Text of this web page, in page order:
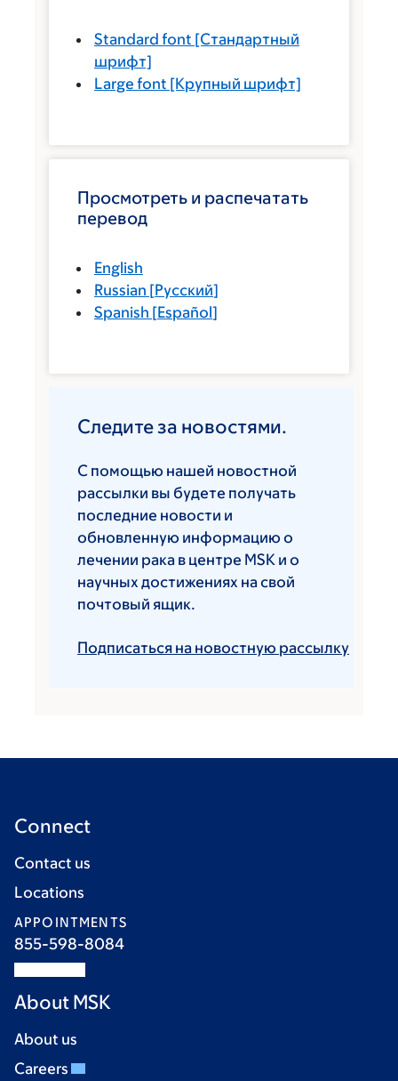
Standard font [Стандартный
шрифт]
Large font [Крупный шрифт]
Просмотреть и распечатать
перевод
English
Russian [Русский]
Spanish [Español]
Следите за новостями.
С помощью нашей новостной
рассылки вы будете получать
последние новости и
обновленную информацию о
лечении рака в центре MSK и о
научных достижениях на свой
почтовый ящик.
Подписаться на новостную рассылку
Connect
Contact us
Locations
APPOINTMENTS
855-598-8084
About MSK
About us
Careers